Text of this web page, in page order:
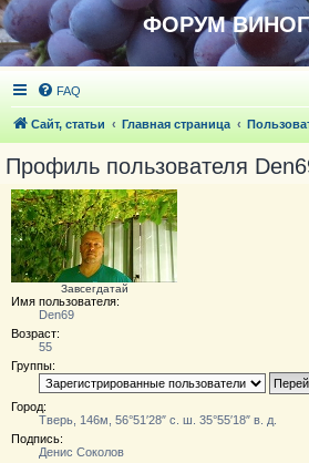
ФОРУМ
FAQ
Сайт, статьи Главная страница
Профиль пользователя
Завсегдатай
Имя пользователя:
Den69
Возраст:
55
Группы:
Город:
Тверь, 146м, 56°51′28″ с. ш. 35°55′18″ в. д.
Подпись:
Денис Соколов